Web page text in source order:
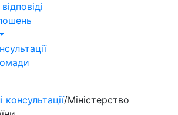
консультації/Міністерство